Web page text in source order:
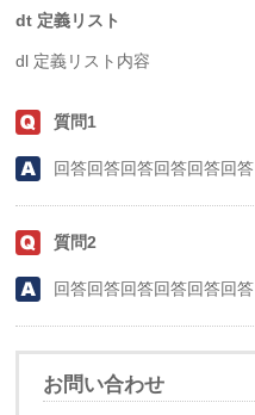
dt 定義リスト
dl 定義リスト内容
質問1
回答回答回答回答回答回答
質問2
回答回答回答回答回答回答
お問い合わせ